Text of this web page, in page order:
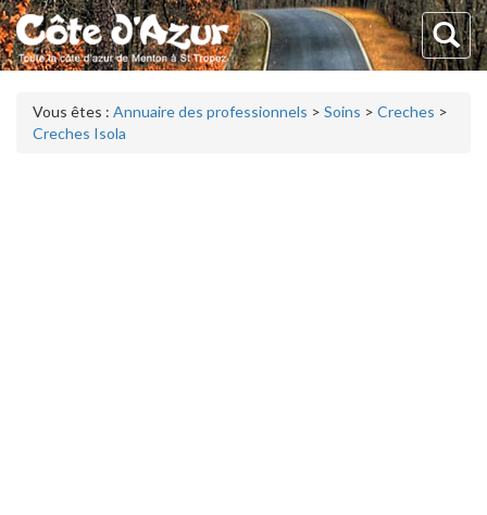
Vous êtes : Annuaire des professionnels > Soins > Creches >
Creches Isola